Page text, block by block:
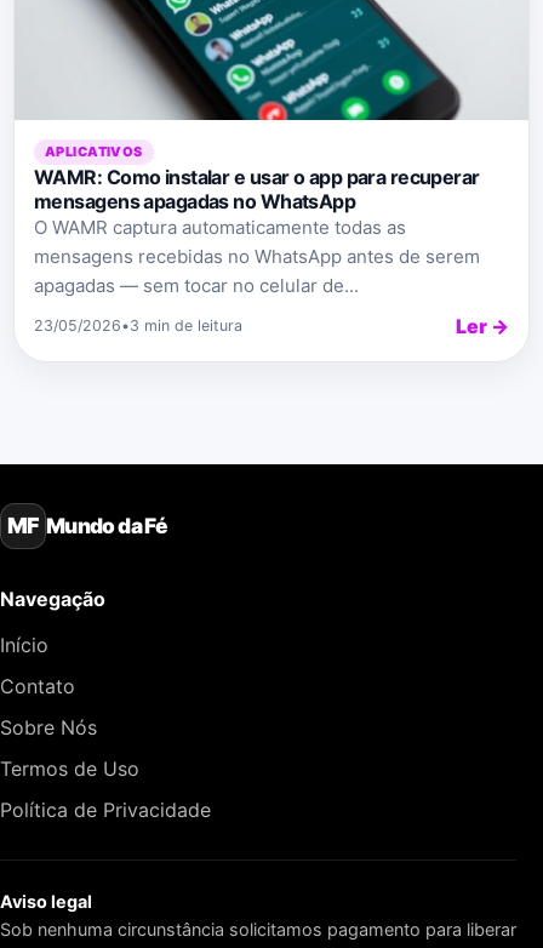
APLICATIVOS
WAMR: Como instalar e usar o app para recuperar
mensagens apagadas no WhatsApp
O WAMR captura automaticamente todas as
mensagens recebidas no WhatsApp antes de serem
apagadas — sem tocar no celular de...
23/05/2026•3 min de leitura Ler →
MF Mundo da Fé
Navegação
Início
Contato
Sobre Nós
Termos de Uso
Política de Privacidade
Aviso legal
Sob nenhuma circunstância solicitamos pagamento para liberar